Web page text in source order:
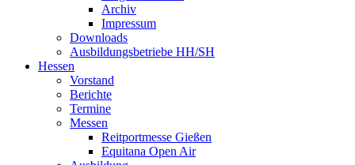
Archiv
Impressum
Downloads
Ausbildungsbetriebe HH/SH
Hessen
Vorstand
Berichte
Termine
Messen
Reitportmesse Gießen
Equitana Open Air